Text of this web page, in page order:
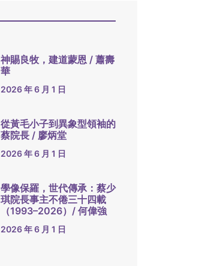
神賜良牧，建道蒙恩 / 蕭壽
華
2026 年 6 月 1 日
從黃毛小子到異象型領袖的
蔡院長 / 廖炳堂
2026 年 6 月 1 日
學像保羅，世代傳承：蔡少
琪院長事主不倦三十四載
（1993–2026）/ 何偉強
2026 年 6 月 1 日